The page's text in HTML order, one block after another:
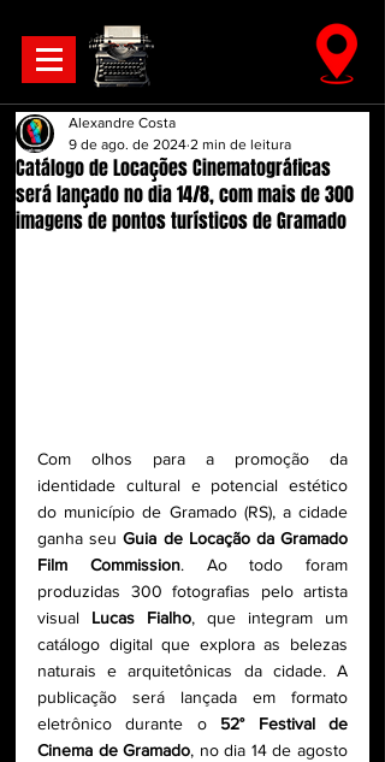
Catálogo de Locações Cinematográficas
será lançado no dia 14/8, com mais de 300
imagens de pontos turísticos de Gramado
Alexandre Costa
9 de ago. de 2024 2 min de leitura
Com olhos para a promoção da
identidade cultural e potencial estético
do município de Gramado (RS), a cidade
ganha seu Guia de Locação da Gramado
Film Commission. Ao todo foram
produzidas 300 fotografias pelo artista
visual Lucas Fialho, que integram um
catálogo digital que explora as belezas
naturais e arquitetônicas da cidade. A
publicação será lançada em formato
eletrônico durante o 52° Festival de
Cinema de Gramado, no dia 14 de agosto